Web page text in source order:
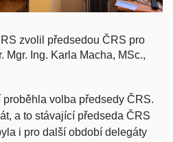
zvolil předsedou ČRS pro
Ing. Karla Macha, MSc.,
volba předsedy ČRS.
a to stávající předseda ČRS
i pro další období delegáty